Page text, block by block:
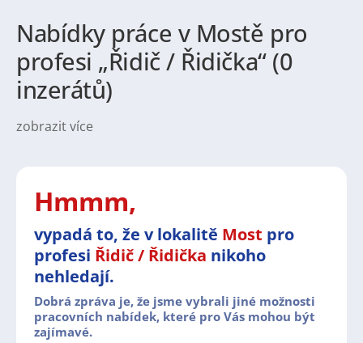
Nabídky práce v Mostě pro
profesi „Řidič / Řidička“ (0
inzerátů)
zobrazit více
pracovníci, tak i ti, kteří hledají manuální zaměstnání.
Stále více se zde rozvíjí také služby, logistika a
technicky zaměřené pozice. Pracovní nabídky v Mostě
jsou proto pestré a nabízejí příležitosti jak pro
zkušené odborníky, tak pro absolventy nebo
uchazeče hledající stabilní práci v regionu.
Most je město, které spojuje průmyslový charakter s
moderním životním stylem. Najdete tu dostatek
Hmmm,
vypadá to, že v lokalitě Most pro
profesi Řidič / Řidička nikoho
nehledají.
Dobrá zpráva je, že jsme vybrali jiné možnosti
pracovních nabídek, které pro Vás mohou být
zajímavé.